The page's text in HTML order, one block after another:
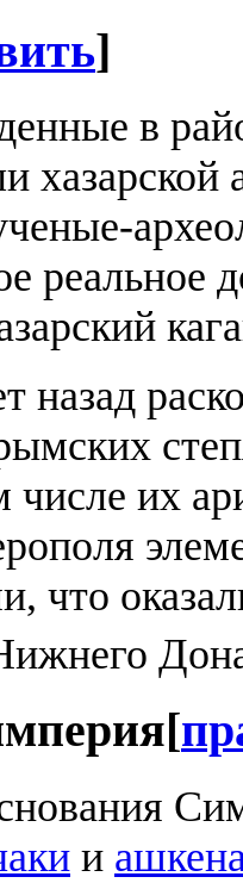
]
в
хазарской
реальное
назад
числе их
что
[
и